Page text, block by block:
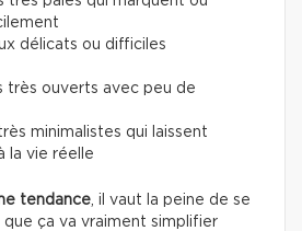
délicats ou difficiles
très ouverts avec peu de
minimalistes qui laissent
la vie réelle
tendance , il vaut la peine de se
ça va vraiment simplifier